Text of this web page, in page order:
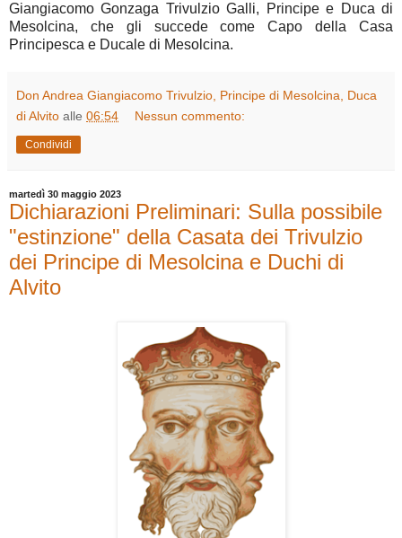
Giangiacomo Gonzaga Trivulzio Galli, Principe e Duca di
Mesolcina, che gli succede come Capo della Casa
Principesca e Ducale di Mesolcina.
Don Andrea Giangiacomo Trivulzio, Principe di Mesolcina, Duca
di Alvito alle 06:54 Nessun commento:
Condividi
martedì 30 maggio 2023
Dichiarazioni Preliminari: Sulla possibile
"estinzione" della Casata dei Trivulzio
dei Principe di Mesolcina e Duchi di
Alvito